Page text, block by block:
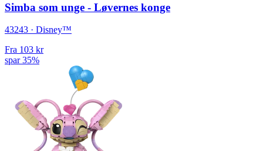
Simba som unge - Løvernes konge
43243 · Disney™
Fra 103 kr
spar 35%